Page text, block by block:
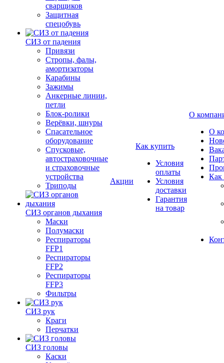
сварщиков
Защитная
спецобувь
СИЗ от падения
Привязи
Стропы, фалы,
амортизаторы
Карабины
Зажимы
Анкерные линии,
петли
Блок-ролики
Верёвки, шнуры
Спасательное
оборудование
Спусковые,
автостраховочные
и страховочные
устройства
Триподы
СИЗ органов дыхания
Маски
Полумаски
Респираторы
FFP1
Респираторы
FFP2
Респираторы
FFP3
Фильтры
СИЗ рук
Краги
Перчатки
СИЗ головы
Каски
Акции
Как купить
Условия
оплаты
Условия
доставки
Гарантия
на товар
О
О
Как